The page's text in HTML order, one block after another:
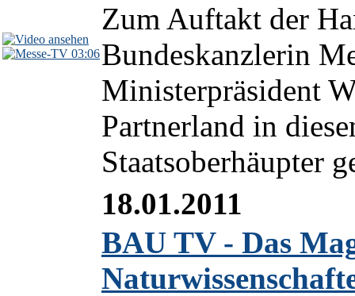
03:06
Zum Auftakt der
Bundeskanzlerin
Ministerpräsident
Partnerland in
Staatsoberhäupter
18.01.2011
BAU TV - Das